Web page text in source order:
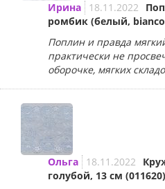
Ирина 18.11.2022
ромбик (белый,
Поплин и правда
практически не
оборочке, мягких
Ольга 18.11.2022
голубой, 13 см (011620)